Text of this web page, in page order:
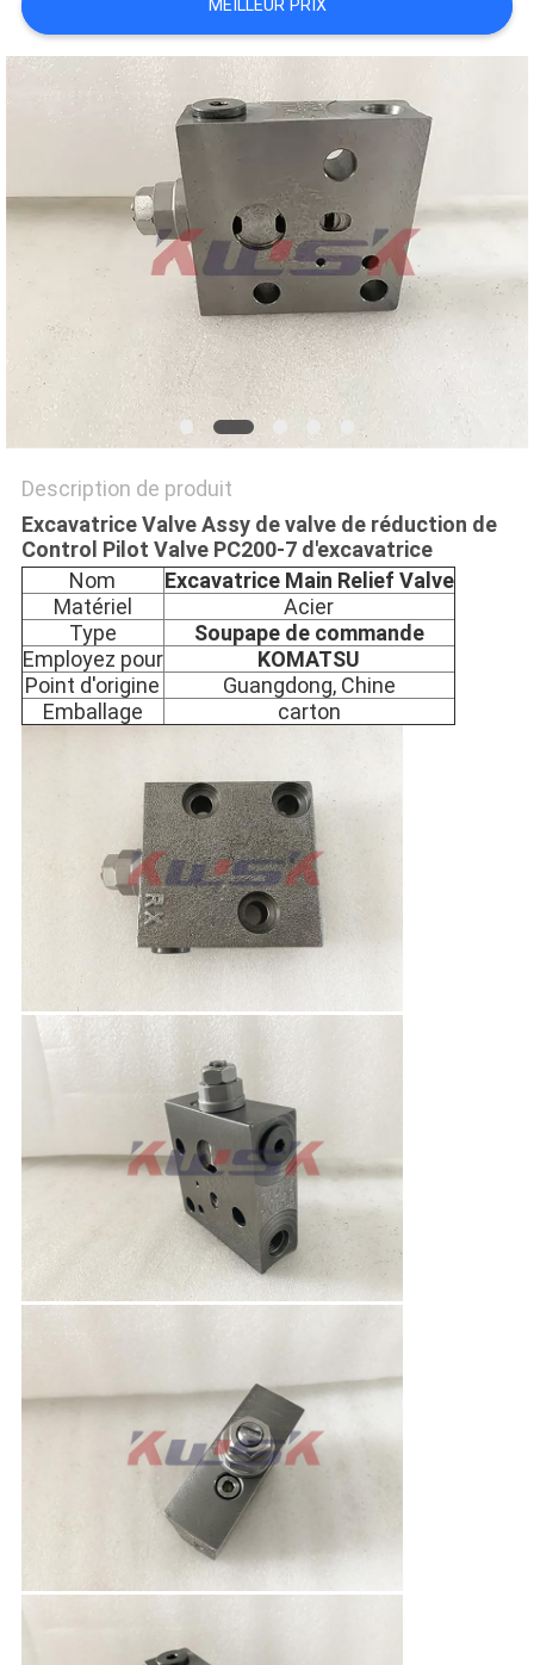
UNE
CITATION
PLAN
SITE
PRIVACY
POLICY
MEILLEUR PRIX
Description de produit
Excavatrice Valve Assy de valve de réduction de
Control Pilot Valve PC200-7 d'excavatrice
Nom
Excavatrice Main Relief Valve
Matériel
Acier
Type
Soupape de commande
Employez pour
KOMATSU
Point d'origine
Guangdong, Chine
Emballage
carton